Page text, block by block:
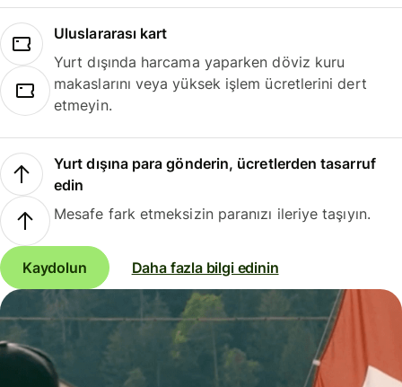
Uluslararası kart
Yurt dışında harcama yaparken döviz kuru
makaslarını veya yüksek işlem ücretlerini dert
etmeyin.
Yurt dışına para gönderin, ücretlerden tasarruf
edin
Mesafe fark etmeksizin paranızı ileriye taşıyın.
Kaydolun Daha fazla bilgi edinin